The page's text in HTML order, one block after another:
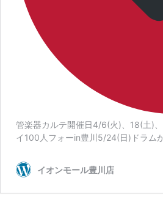
管楽器カルテ開催日4/6(火)、18(土)
イ100人フォーin豊川5/24(日)ドラム
イオンモール豊川店